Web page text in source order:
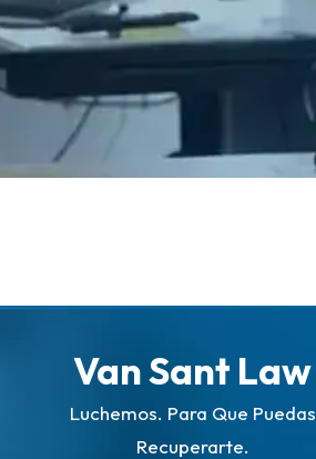
Van Sant Law
Luchemos. Para Que Puedas
Recuperarte.